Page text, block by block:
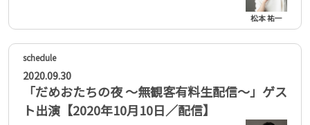
松本 祐一
2020.09.30
「だめおたちの夜 〜無観客有料生配信〜」ゲス
ト出演【2020年10月10日／配信】